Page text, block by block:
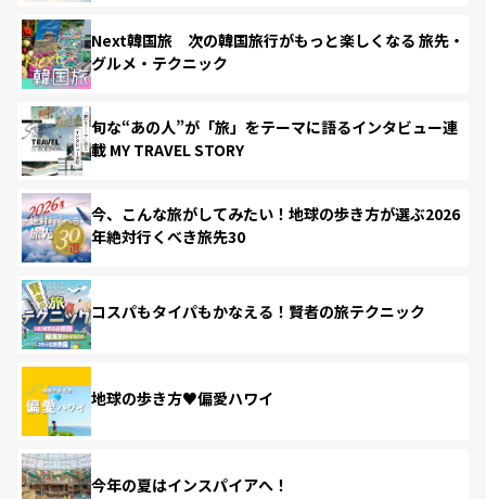
Next韓国旅 次の韓国旅行がもっと楽しくなる 旅先・
グルメ・テクニック
旬な“あの人”が「旅」をテーマに語るインタビュー連
載 MY TRAVEL STORY
今、こんな旅がしてみたい！地球の歩き方が選ぶ2026
年絶対行くべき旅先30
コスパもタイパもかなえる！賢者の旅テクニック
地球の歩き方♥偏愛ハワイ
今年の夏はインスパイアへ！